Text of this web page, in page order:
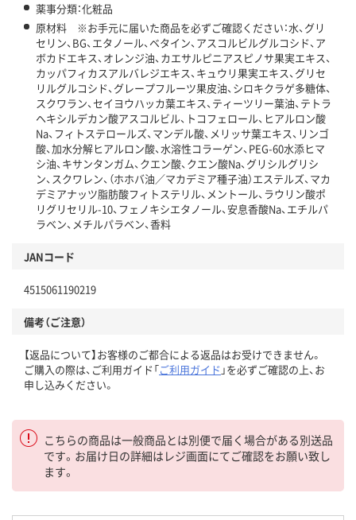
薬事分類：化粧品
原材料 ※お手元に届いた商品を必ずご確認ください：水、グリ
セリン、BG、エタノール、ベタイン、アスコルビルグルコシド、ア
ボカドエキス、オレンジ油、カエサルピニアスピノサ果実エキス、
カッパフィカスアルバレジエキス、キュウリ果実エキス、グリセ
リルグルコシド、グレープフルーツ果皮油、シロキクラゲ多糖体、
スクワラン、セイヨウハッカ葉エキス、ティーツリー葉油、テトラ
ヘキシルデカン酸アスコルビル、トコフェロール、ヒアルロン酸
Na、フィトステロールズ、マンデル酸、メリッサ葉エキス、リンゴ
酸、加水分解ヒアルロン酸、水溶性コラーゲン、PEG-60水添ヒマ
シ油、キサンタンガム、クエン酸、クエン酸Na、グリシルグリシ
ン、スクワレン、（ホホバ油／マカデミア種子油）エステルズ、マカ
デミアナッツ脂肪酸フィトステリル、メントール、ラウリン酸ポ
リグリセリル-10、フェノキシエタノール、安息香酸Na、エチルパ
ラベン、メチルパラベン、香料
JANコード
4515061190219
備考（ご注意）
【返品について】お客様のご都合による返品はお受けできません。
ご購入の際は、ご利用ガイド「ご利用ガイド 」を必ずご確認の上、お
申し込みください。
こちらの商品は一般商品とは別便で届く場合がある別送品
です。お届け日の詳細はレジ画面にてご確認をお願い致し
ます。